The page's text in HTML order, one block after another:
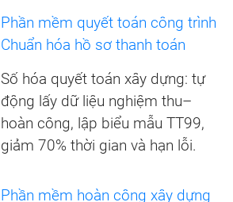
Phần mềm quyết toán công trình
Chuẩn hóa hồ sơ thanh toán
Số hóa quyết toán xây dựng: tự
động lấy dữ liệu nghiệm thu–
hoàn công, lập biểu mẫu TT99,
giảm 70% thời gian và hạn lỗi.
Phần mềm hoàn công xây dựng